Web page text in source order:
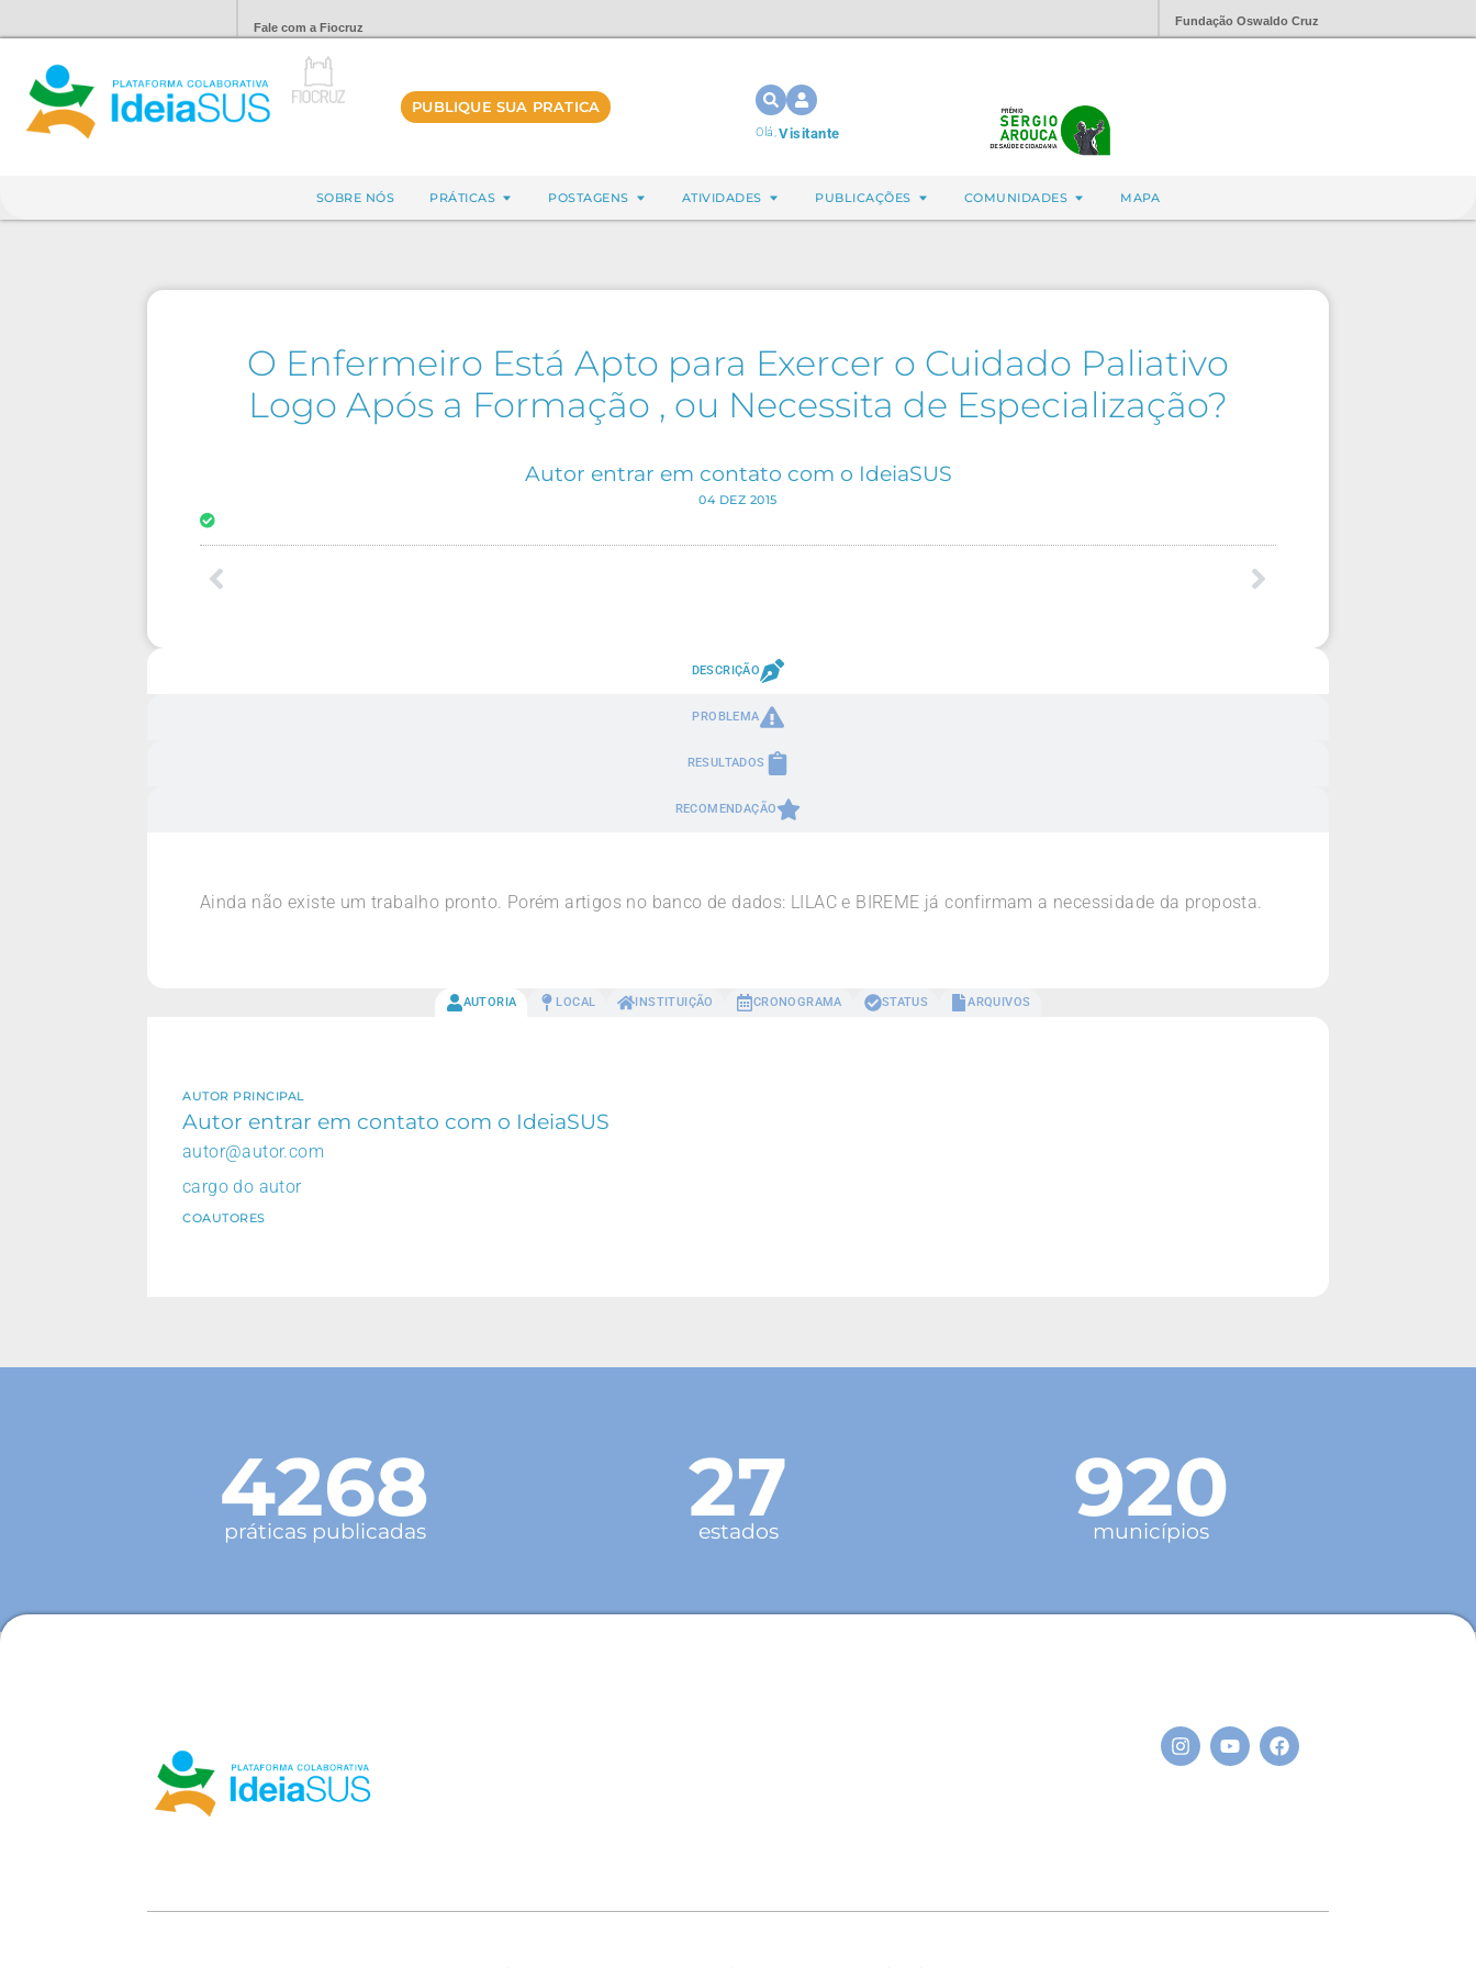
Fale com a Fiocruz Fundação Oswaldo Cruz
PUBLIQUE SUA PRATICA
Olá,Visitante
SOBRE NÓS PRÁTICAS POSTAGENS ATIVIDADES PUBLICAÇÕES COMUNIDADES MAPA
O Enfermeiro Está Apto para Exercer o Cuidado Paliativo
Logo Após a Formação , ou Necessita de Especialização?
Autor entrar em contato com o IdeiaSUS
04 DEZ 2015
DESCRIÇÃO
PROBLEMA
RESULTADOS
RECOMENDAÇÃO
Ainda não existe um trabalho pronto. Porém artigos no banco de dados: LILAC e BIREME já confirmam a necessidade da proposta.
AUTORIA LOCAL INSTITUIÇÃO CRONOGRAMA STATUS ARQUIVOS
AUTOR PRINCIPAL
Autor entrar em contato com o IdeiaSUS
autor@autor.com
cargo do autor
COAUTORES
4268
práticas publicadas 27
estados 920
municípios